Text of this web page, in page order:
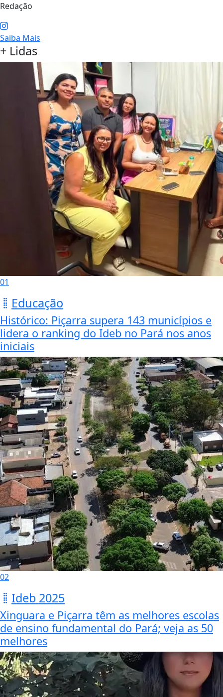
Redação
Saiba Mais
+ Lidas
01
Educação
Histórico: Piçarra supera 143 municípios e
lidera o ranking do Ideb no Pará nos anos
iniciais
02
Ideb 2025
Xinguara e Piçarra têm as melhores escolas
de ensino fundamental do Pará; veja as 50
melhores